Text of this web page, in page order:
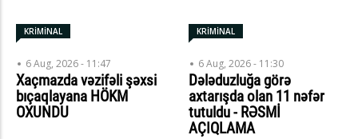
KRİMİNAL
6 Aug, 2026 - 11:47
Xaçmazda vəzifəli şəxsi
bıçaqlayana HÖKM
OXUNDU
KRİMİNAL
6 Aug, 2026 - 11:30
Dələduzluğa görə
axtarışda olan 11 nəfər
tutuldu - RƏSMİ
AÇIQLAMA